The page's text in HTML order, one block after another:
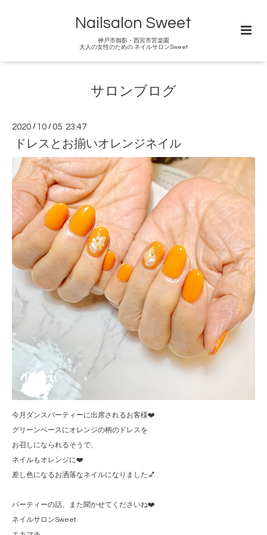
Nailsalon Sweet
神戸市御影・西宮市苦楽園
大人の女性のための ネイルサロンSweet
サロンブログ
2020 / 10 /05 23:47
ドレスとお揃いオレンジネイル
今月ダンスパーティーに出席されるお客様❤️
グリーンベースにオレンジの柄のドレスを
お召しになられるそうで、
ネイルもオレンジに❤️
差し色になるお洒落なネイルになりました💅
パーティーの話、また聞かせてくださいね❤️
ネイルサロンSweet